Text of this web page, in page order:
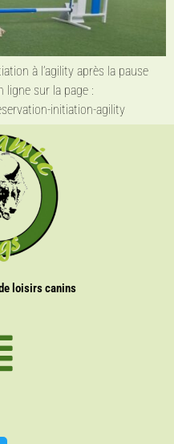
à l’agility après la pause
ligne sur la page :
initiation-agility
loisirs canins